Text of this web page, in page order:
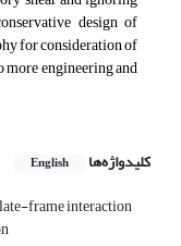
design of
for consideration of
engineering and
کلیدواژه‌ها English
frame interaction